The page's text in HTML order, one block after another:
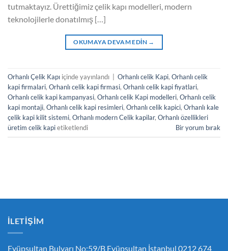
tutmaktayız. Ürettiğimiz çelik kapı modelleri, modern
teknolojilerle donatılmış […]
OKUMAYA DEVAM EDIN →
Orhanlı Çelik Kapı içinde yayınlandı Orhanlı celik Kapi, Orhanlı celik
kapi firmalari, Orhanlı celik kapi firmasi, Orhanlı celik kapi fiyatlari,
Orhanlı celik kapi kampanyasi, Orhanlı celik Kapi modelleri, Orhanlı celik
kapi montaji, Orhanlı celik kapi resimleri, Orhanlı celik kapici, Orhanlı kale
çelik kapi kilit sistemi, Orhanlı modern Celik kapilar, Orhanlı özellikleri
üretim celik kapietiketlendi Bir yorum bırak
İLETIŞIM
Eyüpsultan Bulvarı No:59/B Eyüpsultan İstanbul 0212 674